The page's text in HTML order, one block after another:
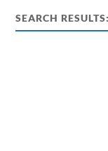
SEARCH